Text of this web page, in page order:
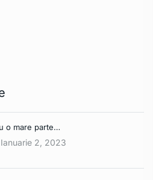
o mare parte…
Ianuarie 2, 2023